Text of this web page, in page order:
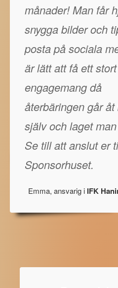
månader! Man får
snygga bilder och
posta på sociala
är lätt att få ett stort
engagemang då
återbäringen går
själv och laget
Se till att anslut er
Sponsorhuset.
Emma, ansvarig i IFK